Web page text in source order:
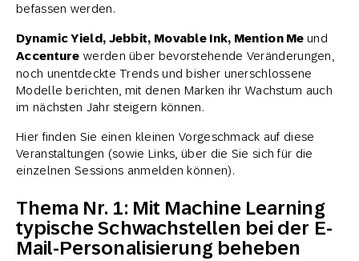
befassen werden.
Dynamic Yield, Jebbit, Movable Ink, Mention Meund
Accenture werden über bevorstehende Veränderungen,
noch unentdeckte Trends und bisher unerschlossene
Modelle berichten, mit denen Marken ihr Wachstum auch
im nächsten Jahr steigern können.
Hier finden Sie einen kleinen Vorgeschmack auf diese
Veranstaltungen (sowie Links, über die Sie sich für die
einzelnen Sessions anmelden können).
Thema Nr. 1: Mit Machine Learning
typische Schwachstellen bei der E-
Mail-Personalisierung beheben